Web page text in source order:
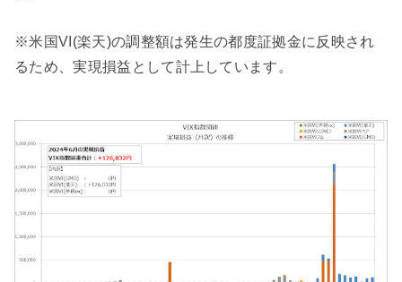
※米国VI(楽天)の調整額は発生の都度証拠金に反映され
るため、実現損益として計上しています。